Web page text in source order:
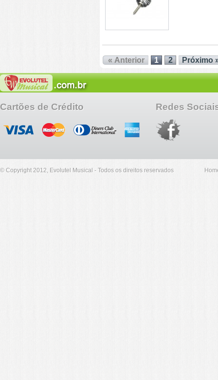
« Anterior 1 2 Próximo
Cartões de Crédito Redes
© Copyright 2012, Evolutel Musical - Todos os direitos reservados